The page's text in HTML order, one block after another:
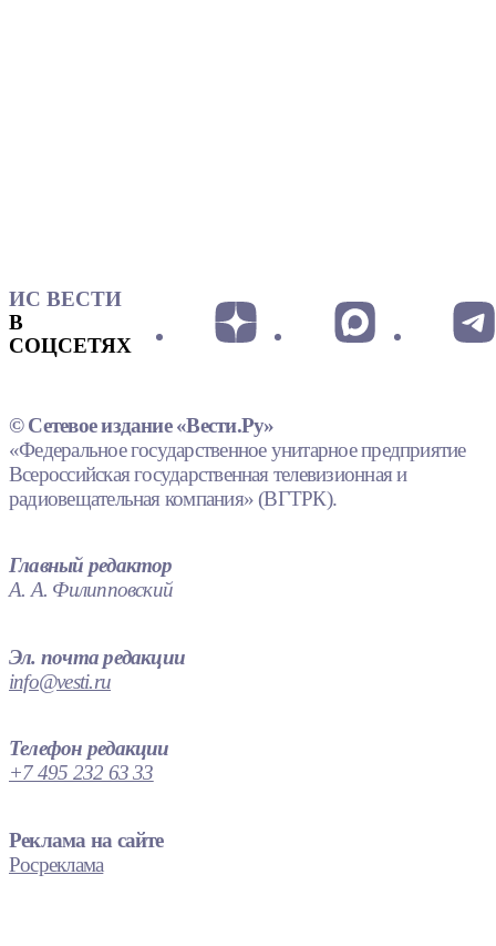
ИС ВЕСТИ
В
СОЦСЕТЯХ
© Сетевое издание «Вести.Ру»
«Федеральное государственное унитарное предприятие
Всероссийская государственная телевизионная и
радиовещательная компания» (ВГТРК).
Главный редактор
А. А. Филипповский
Эл. почта редакции
info@vesti.ru
Телефон редакции
+7 495 232 63 33
Реклама на сайте
Росреклама